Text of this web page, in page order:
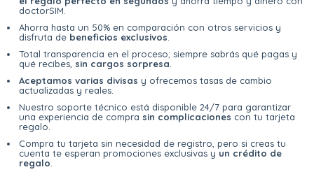
doctorSIM.
Ahorra hasta un 50% en comparación con otros servicios y
disfruta de beneficios exclusivos
Total transparencia en el proceso; siempre sabrás qué pagas y
qué recibes, sin cargos sorpresa
Aceptamos varias divisas y ofrecemos tasas de cambio
actualizadas y reales.
Nuestro soporte técnico está disponible 24/7 para garantizar
una experiencia de compra sin complicaciones con tu tarjeta
regalo.
Compra tu tarjeta sin necesidad de registro, pero si creas tu
cuenta te esperan promociones exclusivas y un crédito de
regalo